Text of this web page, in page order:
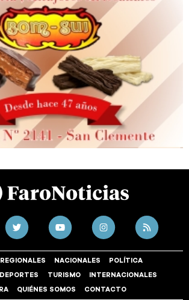
REGIONALES NACIONALES POLÍTICA
DEPORTES TURISMO INTERNACIONALES
QUIÉNES SOMOS CONTACTO